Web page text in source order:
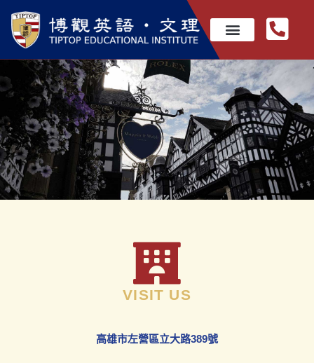
VISIT US
高雄市左營區立大路389號